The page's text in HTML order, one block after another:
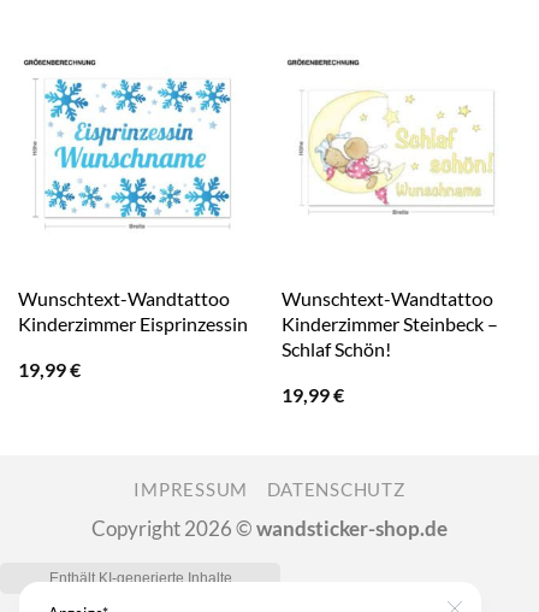
Wunschtext-Wandtattoo
Kinderzimmer Eisprinzessin
19,99€
Wunschtext-Wandtattoo
Kinderzimmer Steinbeck –
Schlaf Schön!
19,99€
IMPRESSUM DATENSCHUTZ
Copyright 2026 ©wandsticker-shop.de